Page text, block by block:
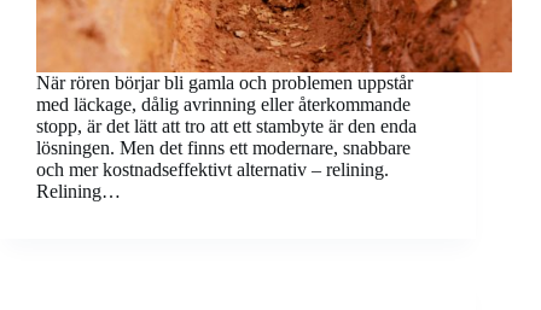
När rören börjar bli gamla och problemen uppstår
med läckage, dålig avrinning eller återkommande
stopp, är det lätt att tro att ett stambyte är den enda
lösningen. Men det finns ett modernare, snabbare
och mer kostnadseffektivt alternativ – relining.
Relining…